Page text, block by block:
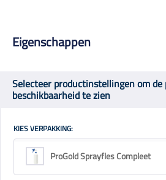
Eigenschappen
Selecteer productinstellingen om
beschikbaarheid te zien
KIES VERPAKKING:
ProGold Sprayfles Compleet